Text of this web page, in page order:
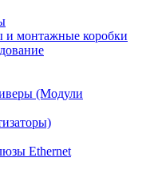
монтажные коробки
(Модули
Ethernet